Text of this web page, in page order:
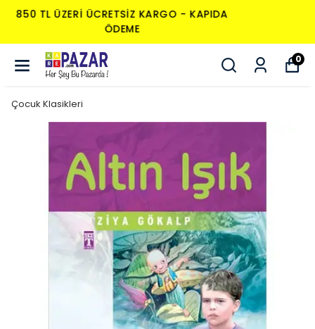
850 TL ÜZERI ÜCRETSIZ KARGO - KAPIDA
0
Çocuk Klasikleri